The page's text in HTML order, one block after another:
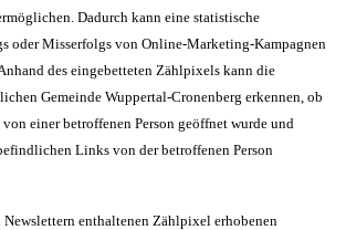
Dadurch kann eine statistische
oder Misserfolgs von Online-Marketing-Kampagnen
des eingebetteten Zählpixels kann die
Gemeinde Wuppertal-Cronenberg erkennen, ob
einer betroffenen Person geöffnet wurde und
Links von der betroffenen Person
enthaltenen Zählpixel erhobenen